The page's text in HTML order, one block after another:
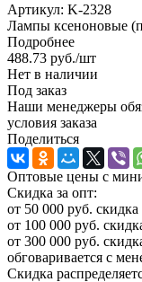
Артикул: K-2328
Лампы ксеноновые
Подробнее
488.73 руб./шт
Нет в наличии
Под заказ
Наши менеджеры
условия заказа
Поделиться
Оптовые цены с
Скидка за опт:
от 50 000 руб. скидка
от 100 000 руб.
от 300 000 руб.
обговаривается с
Скидка